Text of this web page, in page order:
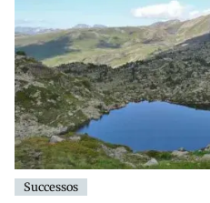
Successos